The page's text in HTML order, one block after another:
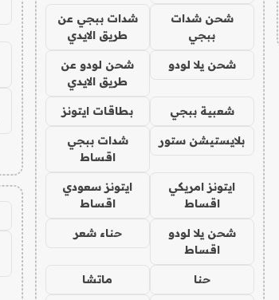
شحن شدات
ببجي
شدات ببجي عن
طريق الايدي
شحن يلا لودو
شحن لودو عن
طريق الايدي
شعبية ببجي بطاقات ايتونز
بلايستيشن ستور
شدات ببجي
اقساط
ايتونز امريكي
اقساط
ايتونز سعودي
اقساط
شحن يلا لودو
اقساط
حناء شعر
حنا ماتشا